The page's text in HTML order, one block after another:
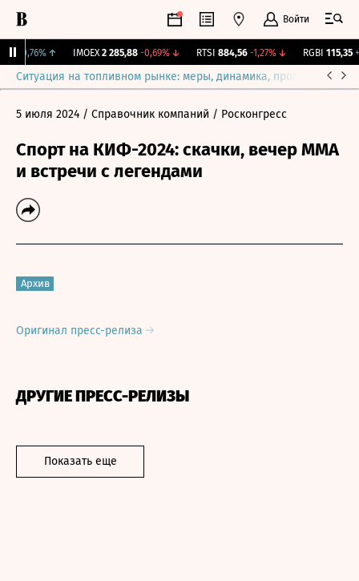
Войти
+0,76%↑ IMOEX 2 285,88 -0,69%↓ RTSI 884,56 -1,27%↓ RGBI 115,35
Ситуация на топливном рынке: меры, динамика, прогнозы
5 июля 2024 / Справочник компаний / Росконгресс
Спорт на КИФ-2024: скачки, вечер ММА
и встречи с легендами
Архив
Оригинал пресс-релиза
ДРУГИЕ ПРЕСС-РЕЛИЗЫ
Показать еще